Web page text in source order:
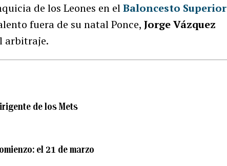
de los Leones en elBaloncesto Superior
fuera de su natal Ponce,Jorge Vázquez
arbitraje.
de los Mets
el 21 de marzo